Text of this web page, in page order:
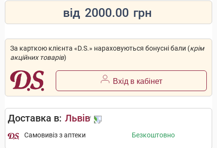
від 2000.00 грн
За карткою клієнта «D.S.» нараховуються бонусні бали (крім
акційних товарів)
Вхід в кабінет
Доставка в: Львів
Самовивіз з аптеки Безкоштовно